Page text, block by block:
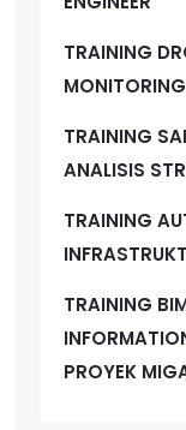
TRAINING
TRAINING
ANALISIS
TRAINING
TRAINING
PROYEK